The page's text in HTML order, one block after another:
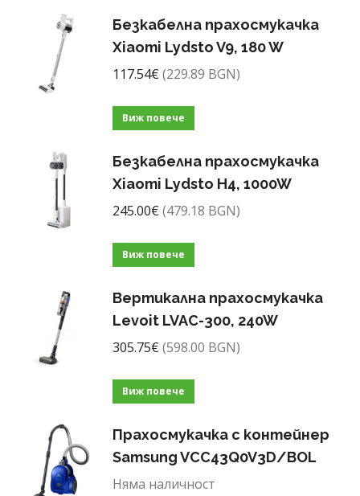
Безкабелна прахосмукачка
Xiaomi Lydsto V9, 180 W
117.54€ (229.89 BGN)
Виж повече
Безкабелна прахосмукачка
Xiaomi Lydsto H4, 1000W
245.00€ (479.18 BGN)
Виж повече
Вертикална прахосмукачка
Levoit LVAC-300, 240W
305.75€ (598.00 BGN)
Виж повече
Прахосмукачка с контейнер
Samsung VCC43Q0V3D/BOL
Няма наличност